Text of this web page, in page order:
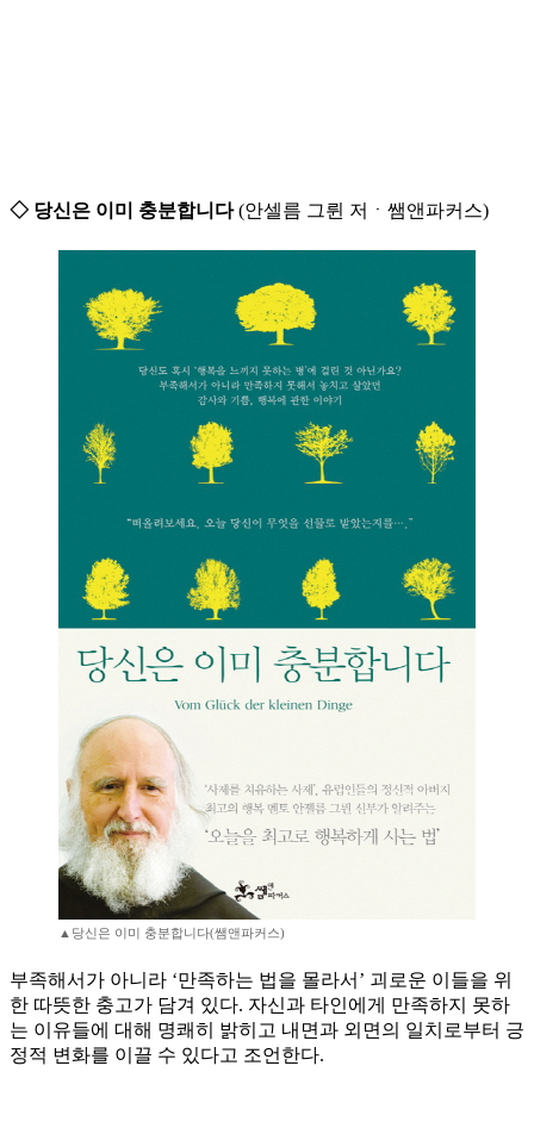
◇ 당신은 이미 충분합니다(안셀름 그륀 저ㆍ쌤앤파커스)
▲당신은 이미 충분합니다(쌤앤파커스)
부족해서가 아니라 ‘만족하는 법을 몰라서’ 괴로운 이들을 위
한 따뜻한 충고가 담겨 있다. 자신과 타인에게 만족하지 못하
는 이유들에 대해 명쾌히 밝히고 내면과 외면의 일치로부터 긍
정적 변화를 이끌 수 있다고 조언한다.